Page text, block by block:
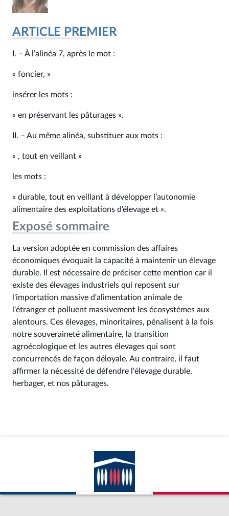
ARTICLE PREMIER
I. – À l’alinéa 7, après le mot :
« foncier, »
insérer les mots :
« en préservant les pâturages ».
II. – Au même alinéa, substituer aux mots :
« , tout en veillant »
les mots :
« durable, tout en veillant à développer l’autonomie
alimentaire des exploitations d’élevage et ».
Exposé sommaire
La version adoptée en commission des affaires
économiques évoquait la capacité à maintenir un élevage
durable. Il est nécessaire de préciser cette mention car il
existe des élevages industriels qui reposent sur
l'importation massive d'alimentation animale de
l'étranger et polluent massivement les écosystèmes aux
alentours. Ces élevages, minoritaires, pénalisent à la fois
notre souveraineté alimentaire, la transition
agroécologique et les autres élevages qui sont
concurrencés de façon déloyale. Au contraire, il faut
affirmer la nécessité de défendre l'élevage durable,
herbager, et nos pâturages.